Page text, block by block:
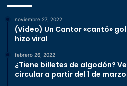
noviembre 27, 2022
(Video) Un Cantor «cantó»
hizo viral
febrero 26, 2022
¿Tiene billetes de algodón?
circular a partir del 1 de marzo